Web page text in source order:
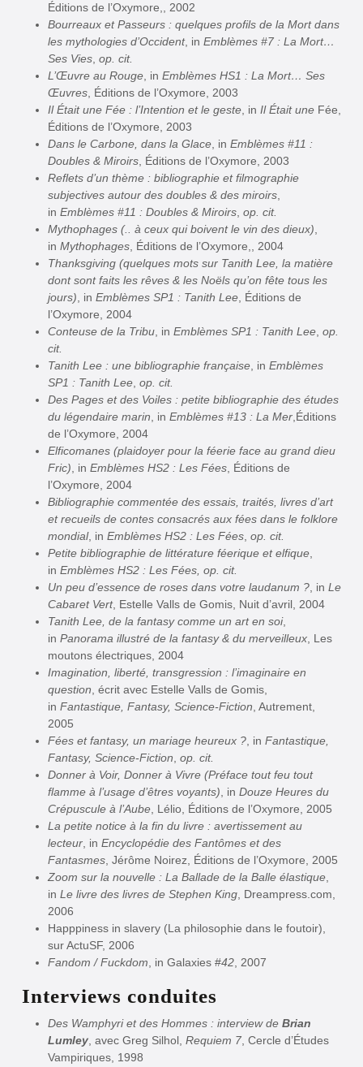
Éditions de l’Oxymore,, 2002
Bourreaux et Passeurs : quelques profils de la Mort dans
les mythologies d’Occident, in Emblèmes #7 : La Mort…
Ses Vies op. cit.
L’Œuvre au Rouge , in Emblèmes HS1 : La Mort… Ses
Œuvres , Éditions de l’Oxymore, 2003
Il Était une Fée : l’Intention et le geste , in Il Était une Fée,
Éditions de l’Oxymore, 2003
Dans le Carbone, dans la Glace , in Emblèmes #11 :
Doubles & Miroirs , Éditions de l’Oxymore, 2003
Reflets d’un thème : bibliographie et filmographie
subjectives autour des doubles & des miroirs
in Emblèmes #11 : Doubles & Miroirs op. cit.
Mythophages (.. à ceux qui boivent le vin des dieux)
in Mythophages , Éditions de l’Oxymore,, 2004
Thanksgiving (quelques mots sur Tanith Lee, la matière
dont sont faits les rêves & les Noëls qu’on fête tous les
jours) , in Emblèmes SP1 : Tanith Lee , Éditions de
l’Oxymore, 2004
Conteuse de la Tribu , in Emblèmes SP1 : Tanith Lee op.
cit.
Tanith Lee : une bibliographie française , in Emblèmes
SP1 : Tanith Lee op. cit.
Des Pages et des Voiles : petite bibliographie des études
du légendaire marin , in Emblèmes #13 : La Mer ,Éditions
de l’Oxymore, 2004
Elficomanes (plaidoyer pour la féerie face au grand dieu
Fric) , in Emblèmes HS2 : Les Fées , Éditions de
l’Oxymore, 2004
Bibliographie commentée des essais, traités, livres d’art
et recueils de contes consacrés aux fées dans le folklore
mondial, in Emblèmes HS2 : Les Fées op. cit.
Petite bibliographie de littérature féerique et elfique
in Emblèmes HS2 : Les Fées, op. cit.
Un peu d’essence de roses dans votre laudanum ? , in Le
Cabaret Vert, Estelle Valls de Gomis, Nuit d’avril, 2004
Tanith Lee, de la fantasy comme un art en soi,
in Panorama illustré de la fantasy & du merveilleux , Les
moutons électriques, 2004
Imagination, liberté, transgression : l’imaginaire en
question , écrit avec Estelle Valls de Gomis,
in Fantastique, Fantasy, Science-Fiction , Autrement,
2005
Fées et fantasy, un mariage heureux ? , in Fantastique,
Fantasy, Science-Fiction op. cit.
Donner à Voir, Donner à Vivre (Préface tout feu tout
flamme à l’usage d’êtres voyants) , in Douze Heures du
Crépuscule à l’Aube , Lélio, Éditions de l’Oxymore, 2005
La petite notice à la fin du livre : avertissement au
lecteur , in Encyclopédie des Fantômes et des
Fantasmes , Jérôme Noirez, Éditions de l’Oxymore, 2005
Zoom sur la nouvelle : La Ballade de la Balle élastique
in Le livre des livres de Stephen King , Dreampress.com,
2006
Happpiness in slavery (La philosophie dans le foutoir),
sur ActuSF, 2006
Fandom / Fuckdom , in Galaxies #42 , 2007
Interviews conduites
Des Wamphyri et des Hommes : interview de Brian
Lumley , avec Greg Silhol, Requiem 7 , Cercle d’Études
Vampiriques, 1998